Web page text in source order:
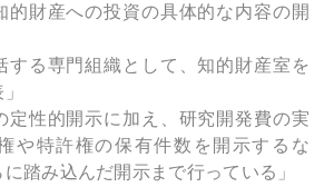
的財産への投資の具体的な内容の開
する専門組織として、知的財産室を
定性的開示に加え、研究開発費の実
や特許権の保有件数を開示するな
踏み込んだ開示まで行っている」